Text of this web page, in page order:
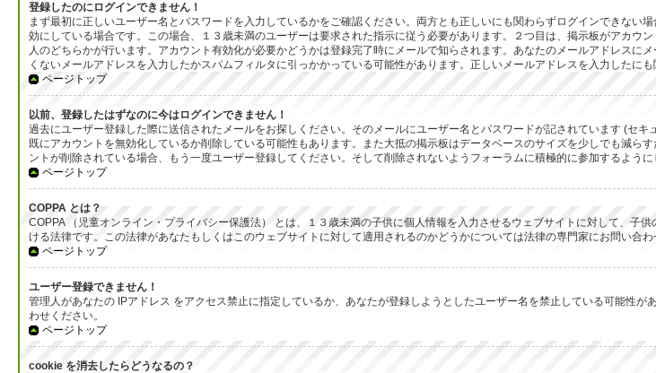
登録したのにログインできません！
まず最初に正しいユーザー名とパスワードを入力しているかをご確認ください。両方とも正しいにも関わらずログインできな
効にしている場合です。この場合、１３歳未満のユーザーは要求された指示に従う必要があります。２つ目は、掲示板がアカ
人のどちらかが行います。アカウント有効化が必要かどうかは登録完了時にメールで知らされます。あなたのメールアドレス
くないメールアドレスを入力したかスパムフィルタに引っかかっている可能性があります。正しいメールアドレスを入力したに
ページトップ
以前、登録したはずなのに今はログインできません！
過去にユーザー登録した際に送信されたメールをお探しください。そのメールにユーザー名とパスワードが記されています (セ
既にアカウントを無効化しているか削除している可能性もあります。また大抵の掲示板はデータベースのサイズを少しでも減
ントが削除されている場合、もう一度ユーザー登録してください。そして削除されないようフォーラムに積極的に参加するように
ページトップ
COPPA とは？
COPPA （児童オンライン・プライバシー保護法） とは、１３歳未満の子供に個人情報を入力させるウェブサイトに対して、
ける法律です。この法律があなたもしくはこのウェブサイトに対して適用されるのかどうかについては法律の専門家にお問い合
ページトップ
ユーザー登録できません！
管理人があなたの IPアドレス をアクセス禁止に指定しているか、あなたが登録しようとしたユーザー名を禁止している可能性
わせください。
ページトップ
cookie を消去したらどうなるの？